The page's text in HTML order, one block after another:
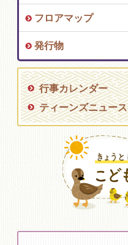
フロアマップ
発行物
行事カレンダー
ティーンズニュース